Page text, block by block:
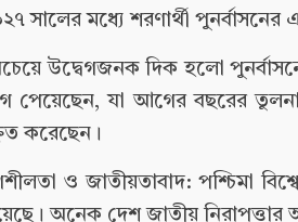
সালের মধ্যে শরণার্থী পুনর্বাসনের
উদ্বেগজনক দিক হলো
পেয়েছেন, যা আগের বছরের
করেছেন।
ও জাতীয়তাবাদ: পশ্চিমা
অনেক দেশ জাতীয় নিরাপত্তার